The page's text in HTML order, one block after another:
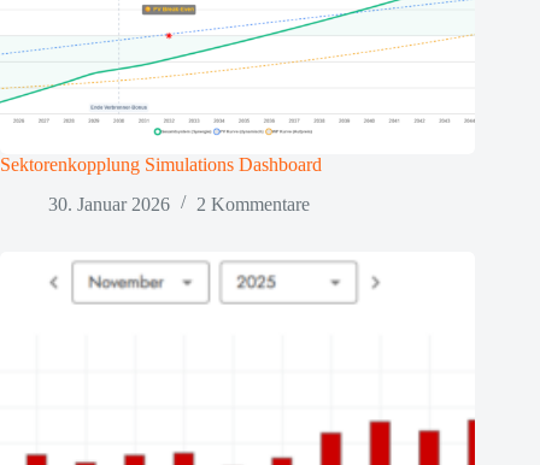
Sektorenkopplung Simulations Dashboard
30. Januar 2026
2 Kommentare